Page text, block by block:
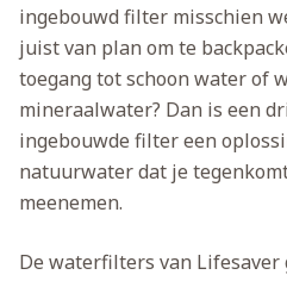
ingebouwd filter misschien
juist van plan om te
toegang tot schoon water of
mineraalwater? Dan is een
ingebouwde filter een
natuurwater dat je
meenemen.
De waterfilters van Lifesaver